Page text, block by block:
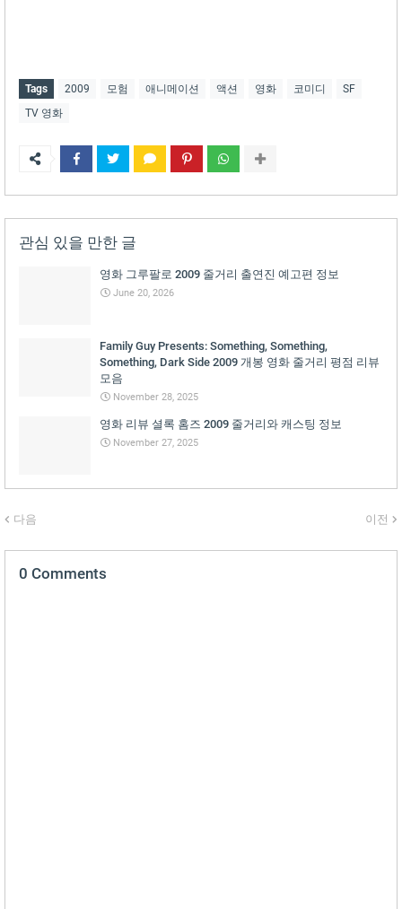
Tags 2009 모험 애니메이션 액션 영화 코미디
SF
TV 영화
관심 있을 만한 글
영화 그루팔로 2009 줄거리 출연진 예고편 정보
June 20, 2026
Family Guy Presents: Something, Something,
Something, Dark Side 2009 개봉 영화 줄거리 평점 리뷰
모음
November 28, 2025
영화 리뷰 셜록 홈즈 2009 줄거리와 캐스팅 정보
November 27, 2025
다음 이전
0 Comments